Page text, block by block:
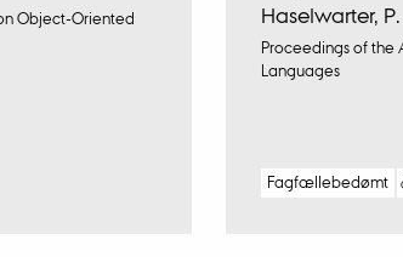
Object-Oriented Haselwarter,
Proceedings of the
Languages
Fagfællebedømt